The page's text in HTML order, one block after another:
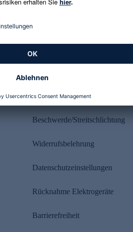
Rechtliches
Beschwerde/Streitschlichtung
Widerrufsbelehrung
Datenschutzeinstellungen
Rücknahme Elektrogeräte
Barrierefreiheit